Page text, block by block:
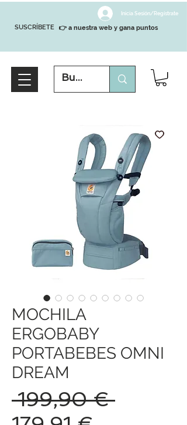
SUSCRÍBETE
Inicia Sesión/Regístrate
👉 a nuestra web y gana puntos
MOCHILA
ERGOBABY
PORTABEBES OMNI
DREAM
199,90 € Precio